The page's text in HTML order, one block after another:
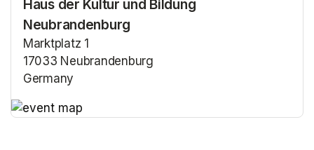
Haus der Kultur und Bildung
Neubrandenburg
Marktplatz 1
17033 Neubrandenburg
Germany